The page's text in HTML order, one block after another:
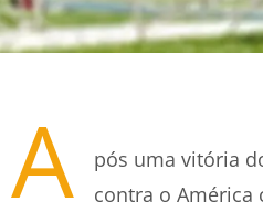
A
pós uma vitória
contra o América